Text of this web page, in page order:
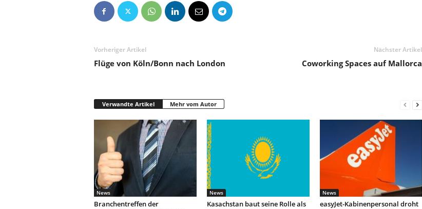
Vorheriger Artikel
Flüge von Köln/Bonn nach London
Nächster Artikel
Coworking Spaces auf Mallorca
Verwandte Artikel Mehr vom Autor
News
Branchentreffen der
News
Kasachstan baut seine Rolle als
News
easyJet-Kabinenpersonal droht